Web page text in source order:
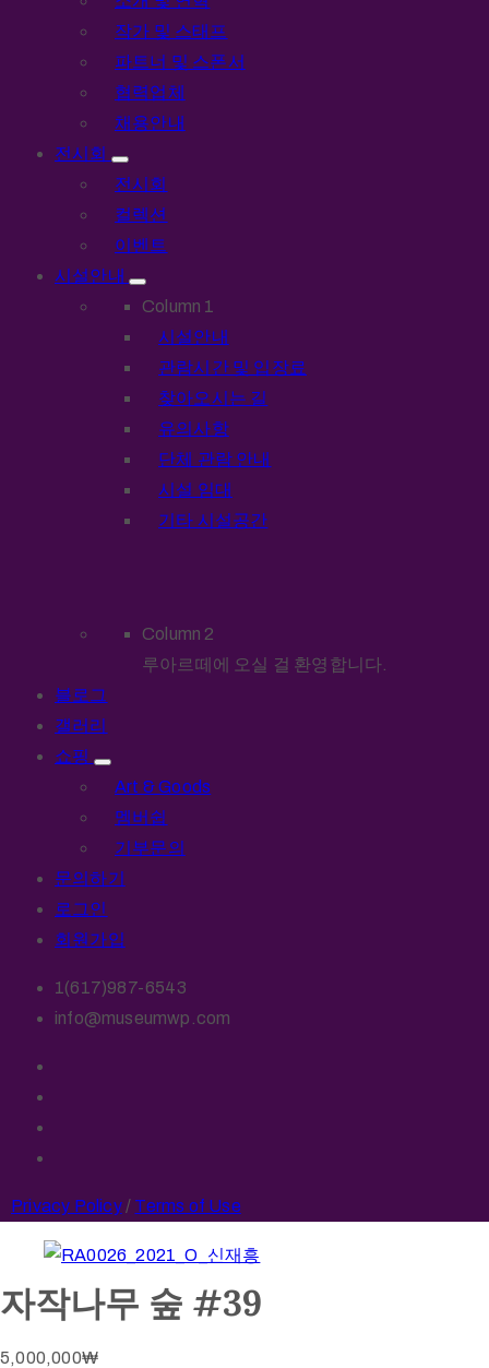
작가 및 스태프
파트너 및 스폰서
협력업체
채용안내
전시회
전시회
컬렉션
이벤트
시설안내
Column 1
시설안내
관람시간 및 입장료
찾아오시는 길
유의사항
단체 관람 안내
시설 임대
기타 시설공간
Column 2
루아르떼에 오실 걸 환영합니다.
블로그
갤러리
쇼핑
Art & Goods
멤버쉽
기부문의
문의하기
로그인
회원가입
1(617)987-6543
info@museumwp.com
Privacy Policy/ Terms of Use
자작나무 숲 #39
5,000,000₩